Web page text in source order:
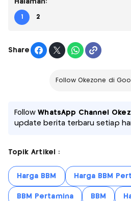
Halaman:
1 2
Share
Follow Okezone di
FollowWhatsApp Channel
update berita terbaru setiap
Topik Artikel :
Harga BBM Harga BBM
BBM Pertamina BBM